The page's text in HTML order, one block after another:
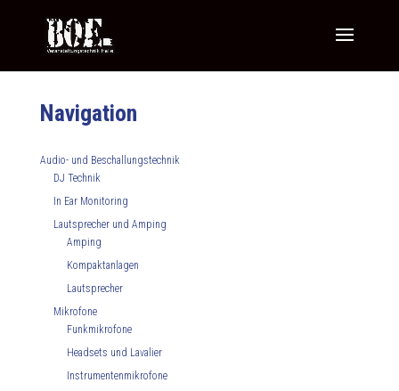
Navigation
Audio- und Beschallungstechnik
DJ Technik
In Ear Monitoring
Lautsprecher und Amping
Amping
Kompaktanlagen
Lautsprecher
Mikrofone
Funkmikrofone
Headsets und Lavalier
Instrumentenmikrofone